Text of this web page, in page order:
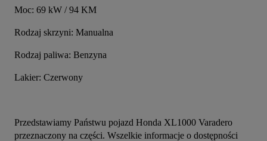
Moc: 69 kW / 94 KM
Rodzaj skrzyni: Manualna
Rodzaj paliwa: Benzyna
Lakier: Czerwony
Przedstawiamy Państwu pojazd Honda XL1000 Varadero
przeznaczony na części. Wszelkie informacje o dostępności